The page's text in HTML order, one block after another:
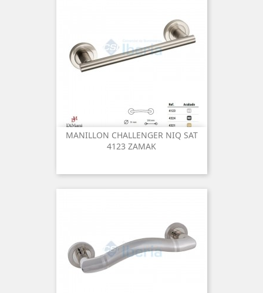
MANILLON CHALLENGER NIQ SAT
4123 ZAMAK